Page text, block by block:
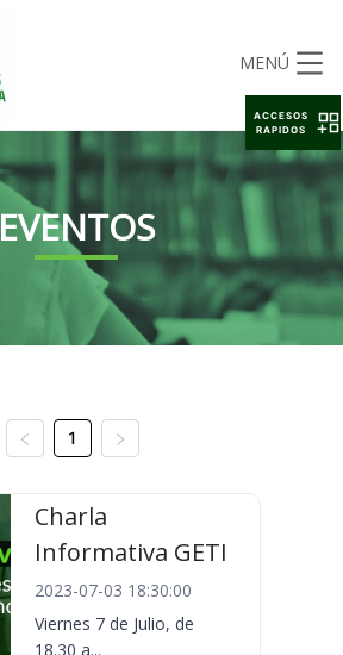
MENÚ
EVENTOS
1
Charla
Informativa GETI
2023-07-03 18:30:00
Viernes 7 de Julio, de
18.30 a...
ACCESOS
RAPIDOS